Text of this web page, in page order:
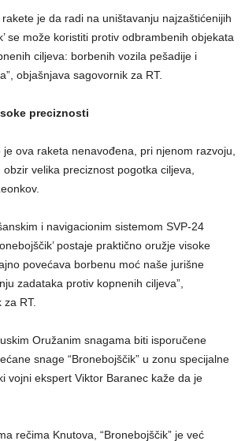
je da radi na uništavanju najzaštićenijih
se može koristiti protiv odbrambenih objekata
ciljeva: borbenih vozila pešadije i
objašnjava sagovornik za RT.
preciznosti
ova raketa nenavođena, pri njenom razvoju,
velika preciznost pogotka ciljeva,
i navigacionim sistemom SVP-24
postaje praktično oružje visoke
povećava borbenu moć naše jurišne
zadataka protiv kopnenih ciljeva”,
RT.
Oružanim snagama biti isporučene
snage “Bronebojščik” u zonu specijalne
vojni ekspert Viktor Baranec kaže da je
rečima Knutova, “Bronebojščik” je već